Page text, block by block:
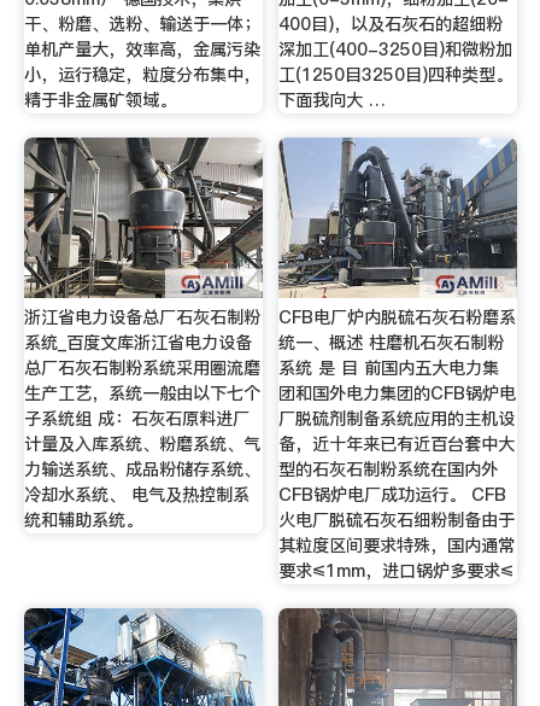
干、粉磨、选粉、输送于一体；
单机产量大，效率高，金属污染
小，运行稳定，粒度分布集中，
精于非金属矿领域。
400目)，以及石灰石的超细粉
深加工(400-3250目)和微粉加
工(1250目3250目)四种类型。
下面我向大 …
浙江省电力设备总厂石灰石制粉
系统_百度文库浙江省电力设备
总厂石灰石制粉系统采用圈流磨
生产工艺，系统一般由以下七个
子系统组 成：石灰石原料进厂
计量及入库系统、粉磨系统、气
力输送系统、成品粉储存系统、
冷却水系统、 电气及热控制系
统和辅助系统。
CFB电厂炉内脱硫石灰石粉磨系
统一、概述 柱磨机石灰石制粉
系统 是 目 前国内五大电力集
团和国外电力集团的CFB锅炉电
厂脱硫剂制备系统应用的主机设
备，近十年来已有近百台套中大
型的石灰石制粉系统在国内外
CFB锅炉电厂成功运行。 CFB
火电厂脱硫石灰石细粉制备由于
其粒度区间要求特殊，国内通常
要求≤1mm，进口锅炉多要求≤